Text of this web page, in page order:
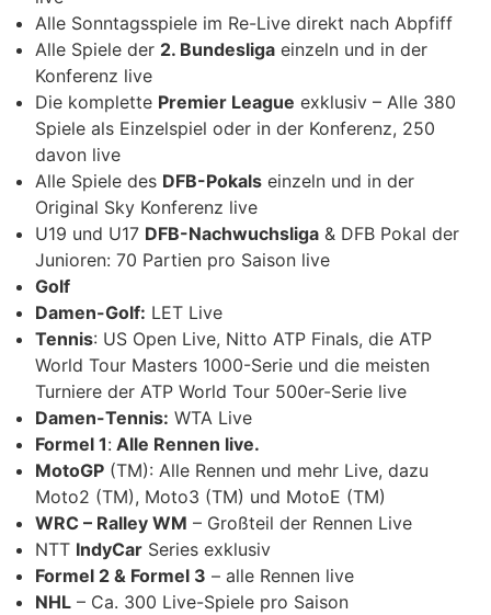
Alle Sonntagsspiele im Re-Live direkt nach Abpfiff
Alle Spiele der 2. Bundesliga einzeln und in der
Konferenz live
Die komplette Premier League exklusiv – Alle 380
Spiele als Einzelspiel oder in der Konferenz, 250
davon live
Alle Spiele des DFB-Pokals einzeln und in der
Original Sky Konferenz live
U19 und U17 DFB-Nachwuchsliga & DFB Pokal der
Junioren: 70 Partien pro Saison live
Golf
Damen-Golf: LET Live
Tennis: US Open Live, Nitto ATP Finals, die ATP
World Tour Masters 1000-Serie und die meisten
Turniere der ATP World Tour 500er-Serie live
Damen-Tennis: WTA Live
Formel 1: Alle Rennen live.
MotoGP (TM): Alle Rennen und mehr Live, dazu
Moto2 (TM), Moto3 (TM) und MotoE (TM)
WRC – Ralley WM – Großteil der Rennen Live
NTT IndyCar Series exklusiv
Formel 2 & Formel 3 – alle Rennen live
NHL – Ca. 300 Live-Spiele pro Saison